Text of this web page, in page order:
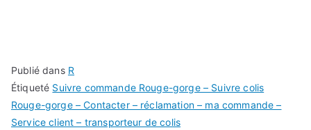
Publié dans R
Étiqueté Suivre commande Rouge-gorge – Suivre colis
Rouge-gorge – Contacter – réclamation – ma commande –
Service client – transporteur de colis